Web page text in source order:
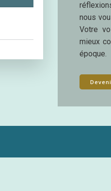
nous
Votre
mieux
époque.